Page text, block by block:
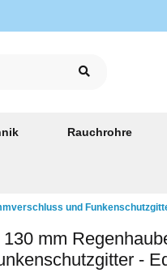
Rauchrohre
und
mm
-